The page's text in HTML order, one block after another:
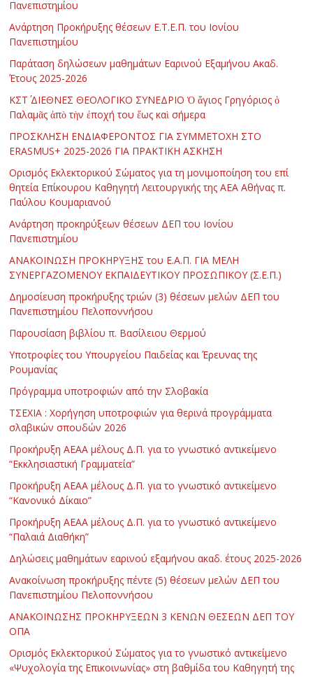
Πανεπιστημίου
Ανάρτηση Προκήρυξης θέσεων Ε.Τ.Ε.Π. του Ιονίου
Πανεπιστημίου
Παράταση δηλώσεων μαθημάτων Εαρινού Εξαμήνου Ακαδ.
Έτους 2025-2026
ΚΣΤ΄ ΔΙΕΘΝΕΣ ΘΕΟΛΟΓΙΚΟ ΣΥΝΕΔΡΙΟ Ὁ ἅγιος Γρηγόριος ὁ
Παλαμᾶς ἀπὸ τὴν ἐποχή του ἕως καὶ σήμερα
ΠΡΟΣΚΛΗΣΗ ΕΝΔΙΑΦΕΡΟΝΤΟΣ ΓΙΑ ΣΥΜΜΕΤΟΧΗ ΣΤΟ
ERASMUS+ 2025-2026 ΓΙΑ ΠΡΑΚΤΙΚΗ ΑΣΚΗΣΗ
Ορισμός Εκλεκτορικού Σώματος για τη μονιμοποίηση του επί
θητεία Επίκουρου Καθηγητή Λειτουργικής της ΑΕΑ Αθήνας π.
Παύλου Κουμαριανού
Ανάρτηση προκηρύξεων θέσεων ΔΕΠ του Ιονίου
Πανεπιστημίου
ΑΝΑΚΟΙΝΩΣΗ ΠΡΟΚΗΡΥΞΗΣ του Ε.Α.Π. ΓΙΑ ΜΕΛΗ
ΣΥΝΕΡΓΑΖΟΜΕΝΟΥ ΕΚΠΑΙΔΕΥΤΙΚΟΥ ΠΡΟΣΩΠΙΚΟΥ (Σ.Ε.Π.)
Δημοσίευση προκήρυξης τριών (3) θέσεων μελών ΔΕΠ του
Πανεπιστημίου Πελοποννήσου
Παρουσίαση βιβλίου π. Βασίλειου Θερμού
Υποτροφίες του Υπουργείου Παιδείας και Έρευνας της
Ρουμανίας
Πρόγραμμα υποτροφιών από την Σλοβακία
ΤΣΕΧΙΑ : Χορήγηση υποτροφιών για θερινά προγράμματα
σλαβικών σπουδών 2026
Προκήρυξη ΑΕΑΑ μέλους Δ.Π. για το γνωστικό αντικείμενο
“Εκκλησιαστική Γραμματεία”
Προκήρυξη ΑΕΑΑ μέλους Δ.Π. για το γνωστικό αντικείμενο
“Κανονικό Δίκαιο”
Προκήρυξη ΑΕΑΑ μέλους Δ.Π. για το γνωστικό αντικείμενο
“Παλαιά Διαθήκη”
Δηλώσεις μαθημάτων εαρινού εξαμήνου ακαδ. έτους 2025-2026
Ανακοίνωση προκήρυξης πέντε (5) θέσεων μελών ΔΕΠ του
Πανεπιστημίου Πελοποννήσου
ΑΝΑΚΟΙΝΩΣΗΣ ΠΡΟΚΗΡΥΞΕΩΝ 3 ΚΕΝΩΝ ΘΕΣΕΩΝ ΔΕΠ ΤΟΥ
ΟΠΑ
Ορισμός Εκλεκτορικού Σώματος για το γνωστικό αντικείμενο
«Ψυχολογία της Επικοινωνίας» στη βαθμίδα του Καθηγητή της